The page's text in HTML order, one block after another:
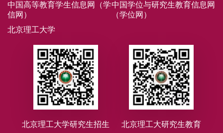
中国高等教育学生信息网（学
信网）
中国学位与研究生教育信息网
（学位网）
北京理工大学
北京理工大学研究生招生 北京理工大研究生教育